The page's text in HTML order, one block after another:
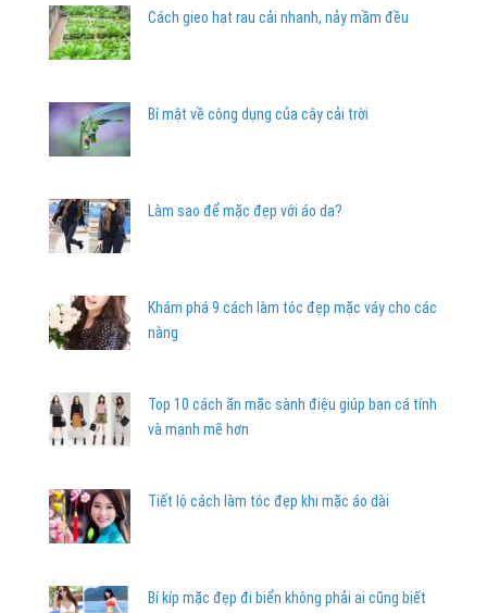
Cách gieo hạt rau cải nhanh, nảy mầm đều
Bí mật về công dụng của cây cải trời
Làm sao để mặc đẹp với áo da?
Khám phá 9 cách làm tóc đẹp mặc váy cho các
nàng
Top 10 cách ăn mặc sành điệu giúp bạn cá tính
và mạnh mẽ hơn
Tiết lộ cách làm tóc đẹp khi mặc áo dài
Bí kíp mặc đẹp đi biển không phải ai cũng biết